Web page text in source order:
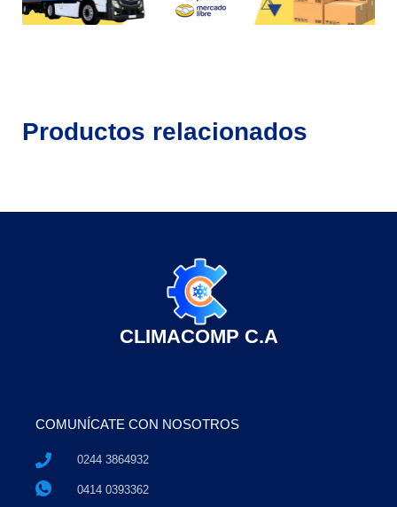
Productos relacionados
CLIMACOMP C.A
COMUNÍCATE CON NOSOTROS
0244 3864932
0414 0393362